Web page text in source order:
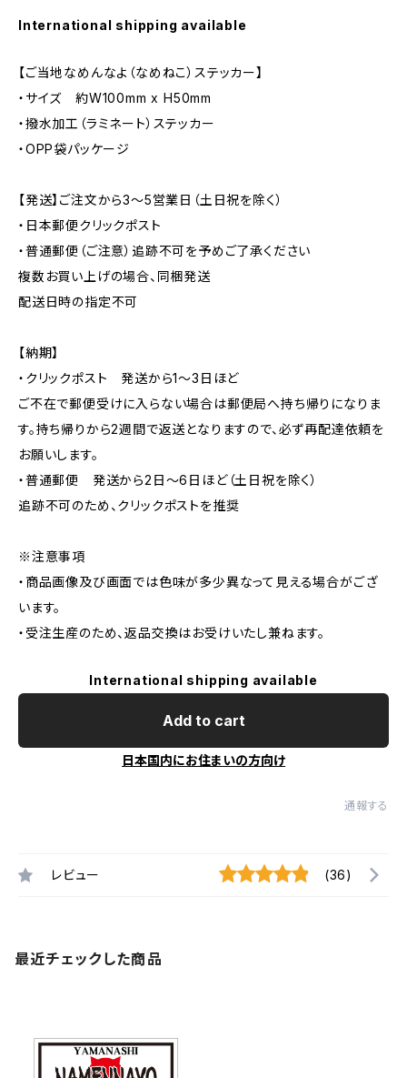
International shipping available
【ご当地なめんなよ（なめねこ）ステッカー】
・サイズ 約W100mm x H50mm
・撥水加工（ラミネート）ステッカー
・OPP袋パッケージ
【発送】ご注文から3〜5営業日（土日祝を除く）
・日本郵便クリックポスト
・普通郵便（ご注意）追跡不可を予めご了承ください
複数お買い上げの場合、同梱発送
配送日時の指定不可
【納期】
・クリックポスト 発送から1〜3日ほど
ご不在で郵便受けに入らない場合は郵便局へ持ち帰りになりま
す。持ち帰りから2週間で返送となりますので、必ず再配達依頼を
お願いします。
・普通郵便 発送から2日〜6日ほど（土日祝を除く）
追跡不可のため、クリックポストを推奨
※注意事項
・商品画像及び画面では色味が多少異なって見える場合がござ
います。
・受注生産のため、返品交換はお受けいたし兼ねます。
International shipping available
Add to cart
日本国内にお住まいの方向け
通報する
レビュー (36)
最近チェックした商品